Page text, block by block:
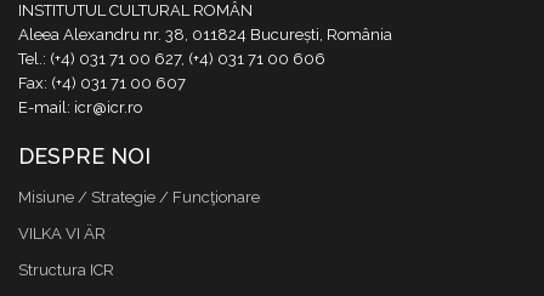
INSTITUTUL CULTURAL ROMÂN
Aleea Alexandru nr. 38, 011824 București, România
Tel.: (+4) 031 71 00 627, (+4) 031 71 00 606
Fax: (+4) 031 71 00 607
E-mail: icr@icr.ro
DESPRE NOI
Misiune / Strategie / Funcţionare
VILKA VI ÄR
Structura ICR